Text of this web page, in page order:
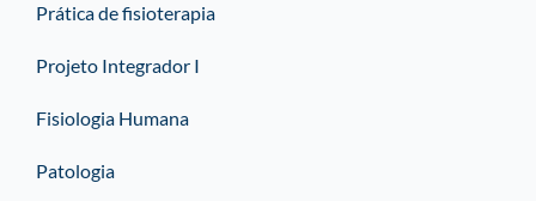
Prática de fisioterapia
Projeto Integrador I
Fisiologia Humana
Patologia